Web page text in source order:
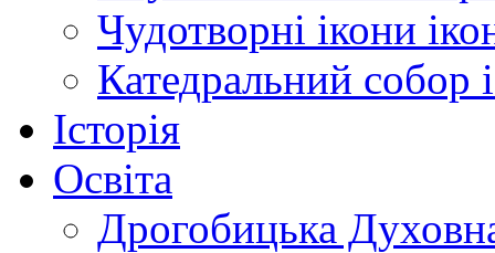
Чудотворні ікони
Катедральний собор
Історія
Освіта
Дрогобицька